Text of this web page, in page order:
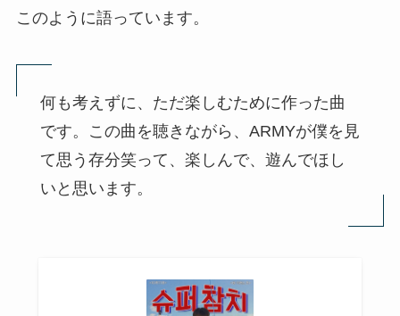
このように語っています。
何も考えずに、ただ楽しむために作った曲
です。この曲を聴きながら、ARMYが僕を見
て思う存分笑って、楽しんで、遊んでほし
いと思います。